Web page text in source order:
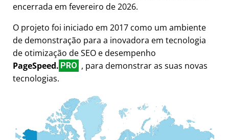
encerrada em fevereiro de 2026.
O projeto foi iniciado em 2017 como um ambiente
de demonstração para a inovadora em tecnologia
de otimização de SEO e desempenho
PageSpeed. PRO , para demonstrar as suas novas
tecnologias.